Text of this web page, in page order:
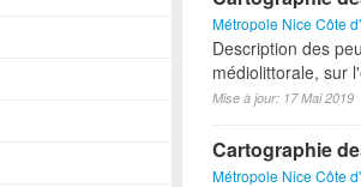
Métropole Nice Côte
Description des
médiolittorale, sur
Mise à jour: 17 Mai 2019
Cartographie
Métropole Nice Côte